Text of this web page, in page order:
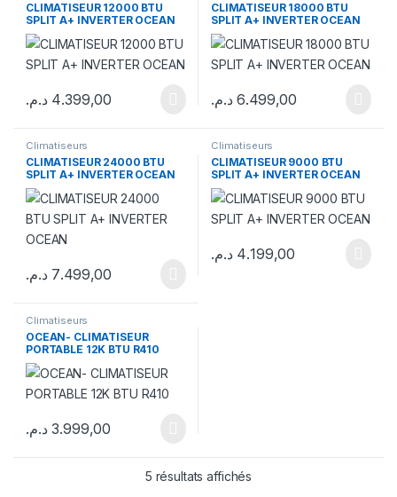
CLIMATISEUR 12000 BTU
SPLIT A+ INVERTER OCEAN
4.399,00 د.م.
CLIMATISEUR 18000 BTU
SPLIT A+ INVERTER OCEAN
6.499,00 د.م.
Climatiseurs
CLIMATISEUR 24000 BTU
SPLIT A+ INVERTER OCEAN
7.499,00 د.م.
Climatiseurs
CLIMATISEUR 9000 BTU
SPLIT A+ INVERTER OCEAN
4.199,00 د.م.
Climatiseurs
OCEAN- CLIMATISEUR
PORTABLE 12K BTU R410
3.999,00 د.م.
5 résultats affichés